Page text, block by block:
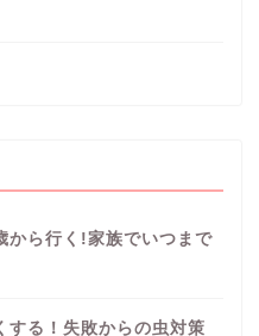
から行く!家族でいつまで
する！失敗からの虫対策